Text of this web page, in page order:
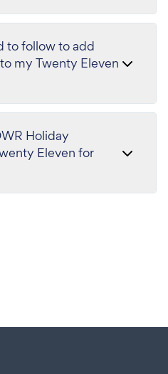
to follow to add
my Twenty Eleven
Holiday
Eleven for